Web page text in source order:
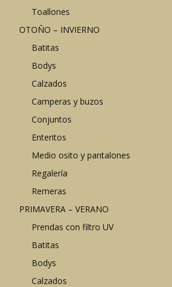
Toallones
OTOÑO – INVIERNO
Batitas
Bodys
Calzados
Camperas y buzos
Conjuntos
Enteritos
Medio osito y pantalones
Regalería
Remeras
PRIMAVERA – VERANO
Prendas con filtro UV
Batitas
Bodys
Calzados